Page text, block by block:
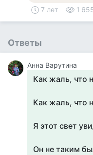
7 лет 1
Ответы
Анна Варутина
Как жаль, что
Как жаль, что
Я этот свет
Он не таким